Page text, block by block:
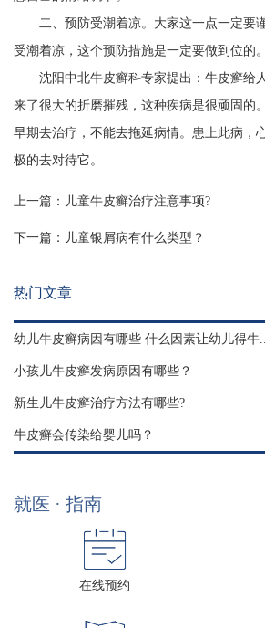
二、预防受潮着凉。大家这一点一定要
受潮着凉，这个预防措施是一定要做到位的。
沈阳中北牛皮癣科专家提出：牛皮癣给
来了很大的折磨摧残，这种疾病是很顽固的
早期去治疗，不能去拖延病情。患上此病，
极的去对待它。
上一篇： 儿童牛皮癣治疗注意事项?
下一篇： 儿童银屑病有什么类型？
热门文章
幼儿牛皮癣病因有哪些 什么因素让幼儿得牛
小孩儿牛皮癣发病原因有哪些？
新生儿牛皮癣治疗方法有哪些?
牛皮癣会传染给婴儿吗？
就医 · 指南
在线预约